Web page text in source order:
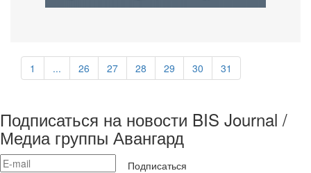
1 ... 26 27 28 29 30 31
Подписаться на новости BIS Journal /
Медиа группы Авангард
Подписаться